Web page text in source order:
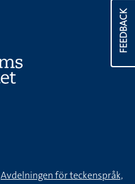
FEEDBACK
Avdelningen för teckenspråk,